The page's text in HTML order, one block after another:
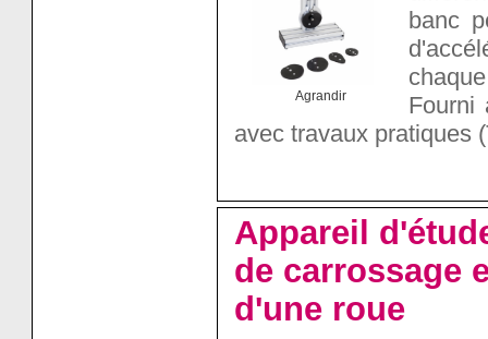
Agrandir
banc
Fourni
avec travaux pratiques
Appareil
de carrossage
d'une roue